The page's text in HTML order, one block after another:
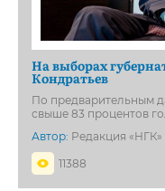
На выборах
Кондратьев
По предварительным
свыше 83 процентов
Автор: Редакция «НГК»
11388